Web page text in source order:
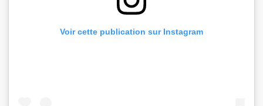
Voir cette publication sur Instagram